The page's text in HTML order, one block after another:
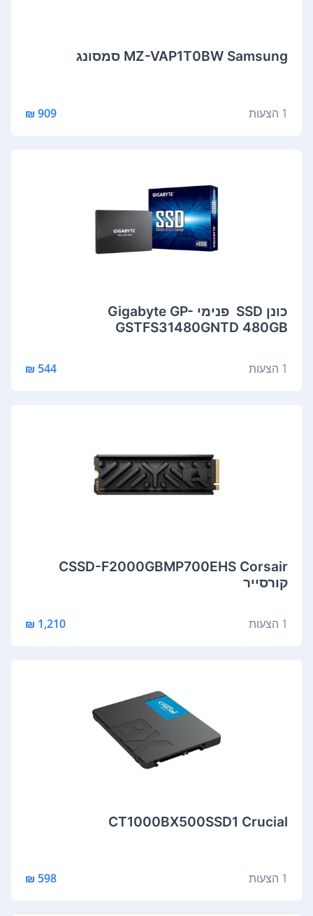
MZ-VAP1T0BW Samsung סמסונג
1 הצעות 909 ₪
כונן SSD ‏ ‏פנימי Gigabyte GP-
GSTFS31480GNTD 480GB
1 הצעות 544 ₪
CSSD-F2000GBMP700EHS Corsair
קורסייר
1 הצעות 1,210 ₪
CT1000BX500SSD1 Crucial
1 הצעות 598 ₪